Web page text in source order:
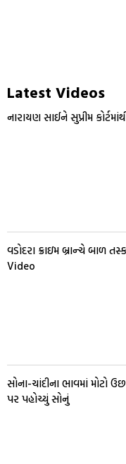
Latest Videos
નારાયણ સાઈને સુપ્રીમ
વડોદરા ક્રાઇમ બ્રાન્ચે બાળ
Video
સોના-ચાંદીના ભાવમાં મોટો
પર પહોચ્યું સોનું